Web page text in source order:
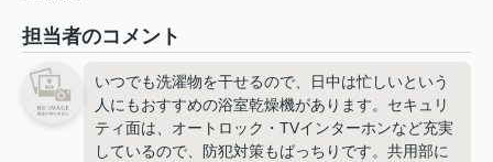
担当者のコメント
いつでも洗濯物を干せるので、日中は忙しいという
人にもおすすめの浴室乾燥機があります。セキュリ
ティ面は、オートロック・TVインターホンなど充実
しているので、防犯対策もばっちりです。共用部に